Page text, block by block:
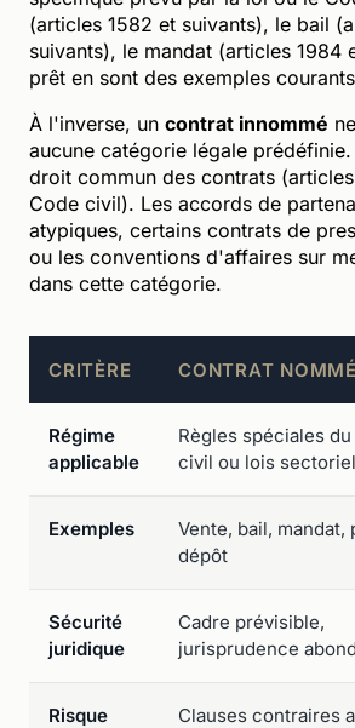
(articles 1582 et suivants), le bail
suivants), le mandat (articles 1984
prêt en sont des exemples
À l'inverse, un contrat innommé
aucune catégorie légale
droit commun des contrats (articles
Code civil). Les accords de
atypiques, certains contrats de
ou les conventions d'affaires sur
dans cette catégorie.
CRITÈRE CONTRAT NOMMÉ
Régime
applicable
Règles spéciales du
civil ou lois
Exemples
Vente, bail, mandat,
dépôt
Sécurité
juridique
Cadre prévisible,
jurisprudence
Risque
Clauses contraires